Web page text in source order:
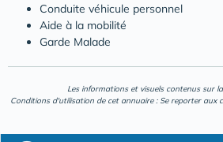
Conduite véhicule personnel
Aide à la mobilité
Garde Malade
Les informations et visuels contenus sur
Conditions d'utilisation de cet annuaire : Se reporter aux